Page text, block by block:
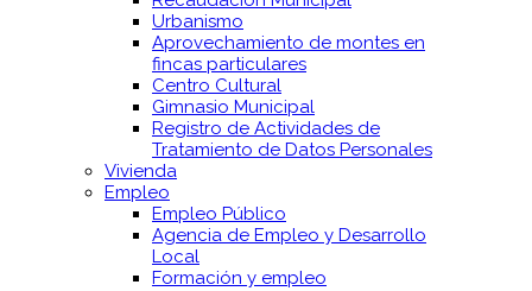
Urbanismo
Aprovechamiento de montes en
fincas particulares
Centro Cultural
Gimnasio Municipal
Registro de Actividades de
Tratamiento de Datos Personales
Vivienda
Empleo
Empleo Público
Agencia de Empleo y Desarrollo
Local
Formación y empleo